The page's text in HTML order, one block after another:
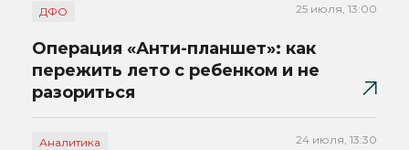
ДФО 25 июля, 13:00
Операция «Анти-планшет»: как
пережить лето с ребенком и не
разориться
Аналитика 24 июля, 13:30